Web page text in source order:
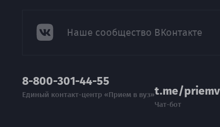
Наше сообщество ВКонтакте
8-800-301-44-55
Единый контакт-центр «Прием в вуз»t.me/
Чат-бот